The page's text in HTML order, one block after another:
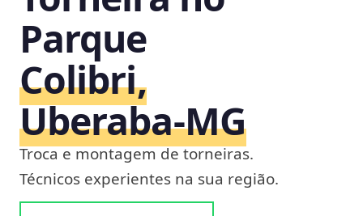
Parque
Colibri,
Uberaba‑MG
Troca e montagem de torneiras.
Técnicos experientes na sua região.